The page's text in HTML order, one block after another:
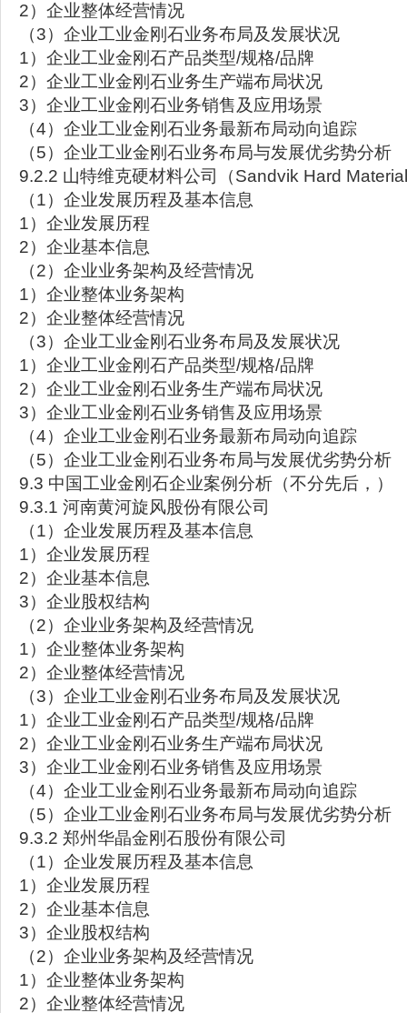
2）企业整体经营情况
（3）企业工业金刚石业务布局及发展状况
1）企业工业金刚石产品类型/规格/品牌
2）企业工业金刚石业务生产端布局状况
3）企业工业金刚石业务销售及应用场景
（4）企业工业金刚石业务最新布局动向追踪
（5）企业工业金刚石业务布局与发展优劣势分析
9.2.2 山特维克硬材料公司（Sandvik Hard
（1）企业发展历程及基本信息
1）企业发展历程
2）企业基本信息
（2）企业业务架构及经营情况
1）企业整体业务架构
2）企业整体经营情况
（3）企业工业金刚石业务布局及发展状况
1）企业工业金刚石产品类型/规格/品牌
2）企业工业金刚石业务生产端布局状况
3）企业工业金刚石业务销售及应用场景
（4）企业工业金刚石业务最新布局动向追踪
（5）企业工业金刚石业务布局与发展优劣势分析
9.3 中国工业金刚石企业案例分析（不分先后，）
9.3.1 河南黄河旋风股份有限公司
（1）企业发展历程及基本信息
1）企业发展历程
2）企业基本信息
3）企业股权结构
（2）企业业务架构及经营情况
1）企业整体业务架构
2）企业整体经营情况
（3）企业工业金刚石业务布局及发展状况
1）企业工业金刚石产品类型/规格/品牌
2）企业工业金刚石业务生产端布局状况
3）企业工业金刚石业务销售及应用场景
（4）企业工业金刚石业务最新布局动向追踪
（5）企业工业金刚石业务布局与发展优劣势分析
9.3.2 郑州华晶金刚石股份有限公司
（1）企业发展历程及基本信息
1）企业发展历程
2）企业基本信息
3）企业股权结构
（2）企业业务架构及经营情况
1）企业整体业务架构
2）企业整体经营情况